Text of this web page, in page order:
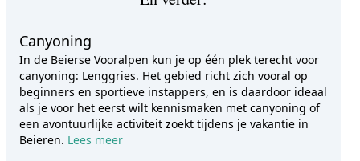
Canyoning
In de Beierse Vooralpen kun je op één plek terecht voor
canyoning: Lenggries. Het gebied richt zich vooral op
beginners en sportieve instappers, en is daardoor ideaal
als je voor het eerst wilt kennismaken met canyoning of
een avontuurlijke activiteit zoekt tijdens je vakantie in
Beieren. Lees meer